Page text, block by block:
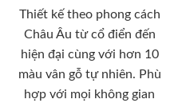
Thiết kế theo phong cách
Châu Âu từ cổ điển đến
hiện đại cùng với hơn 10
màu vân gỗ tự nhiên. Phù
hợp với mọi không gian